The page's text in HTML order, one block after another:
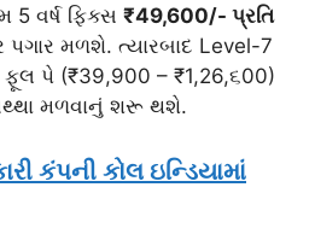
5 વર્ષ ફિક્સ ₹49,600/- પ્રતિ
પગાર મળશે. ત્યારબાદ Level-7
પે (₹39,900 – ₹1,26,૬00)
મળવાનું શરૂ થશે.
કંપની કોલ ઇન્ડિયામાં